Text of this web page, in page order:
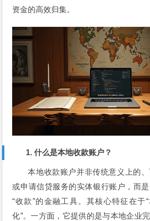
资金的高效归集。
1. 什么是本地收款账户？
本地收款账户并非传统意义上的
或申请信贷服务的实体银行账户，而
“收款”的金融工具。其核心特征在于
化”。一方面，它提供的是与本地企业